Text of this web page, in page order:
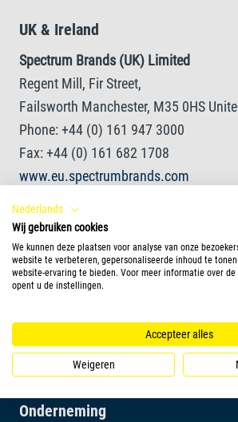
UK & Ireland
Spectrum Brands (UK) Limited
Regent Mill, Fir Street,
Failsworth Manchester, M35 0HS
Phone: +44 (0) 161 947 3000
Fax: +44 (0) 161 682 1708
www.eu.spectrumbrands.com
Registered in England and Wales
Company No.: 02394603
VAT-No. GB 532 783 437
Paid-up share capital £78,547,000
Onderneming
Nederlands
Wij gebruiken cookies
We kunnen deze plaatsen voor analyse van onze
website te verbeteren, gepersonaliseerde inhoud te
website-ervaring te bieden. Voor meer informatie over
opent u de instellingen.
Accepteer alles
Weigeren